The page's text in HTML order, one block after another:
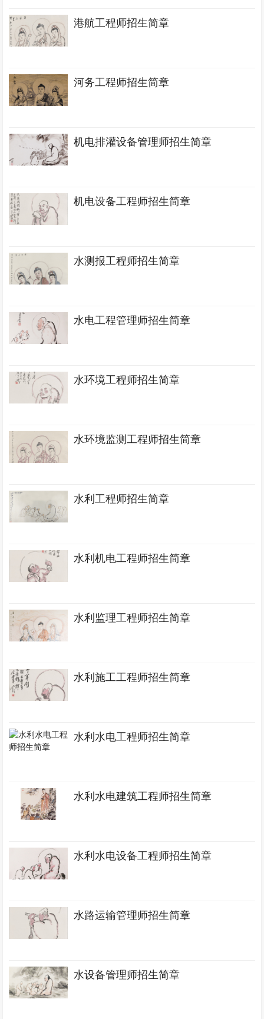
港航工程师招生简章
河务工程师招生简章
机电排灌设备管理师招生简章
机电设备工程师招生简章
水测报工程师招生简章
水电工程管理师招生简章
水环境工程师招生简章
水环境监测工程师招生简章
水利工程师招生简章
水利机电工程师招生简章
水利监理工程师招生简章
水利施工工程师招生简章
水利水电工程师招生简章
水利水电建筑工程师招生简章
水利水电设备工程师招生简章
水路运输管理师招生简章
水设备管理师招生简章